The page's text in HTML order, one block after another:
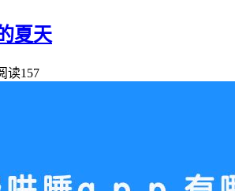
夏天
读157